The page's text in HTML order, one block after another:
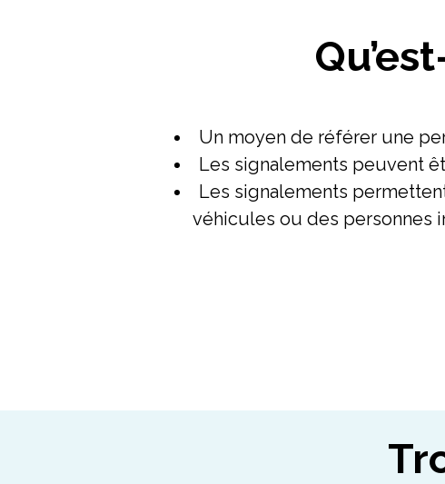
Un moyen de référer une
Les signalements peuvent
Les signalements
véhicules ou des personnes